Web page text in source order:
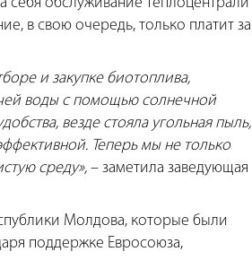
в свою очередь, только платит за
и закупке биотоплива,
воды с помощью солнечной
везде стояла угольная пыль,
Теперь мы не только
среду», – заметила заведующая
Молдова, которые были
поддержке Евросоюза,